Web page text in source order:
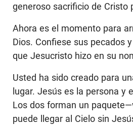
generoso sacrificio de Cristo
Ahora es el momento para
Dios. Confiese sus pecados
que Jesucristo hizo en su
Usted ha sido creado para
lugar. Jesús es la persona y
Los dos forman un
puede llegar al Cielo sin